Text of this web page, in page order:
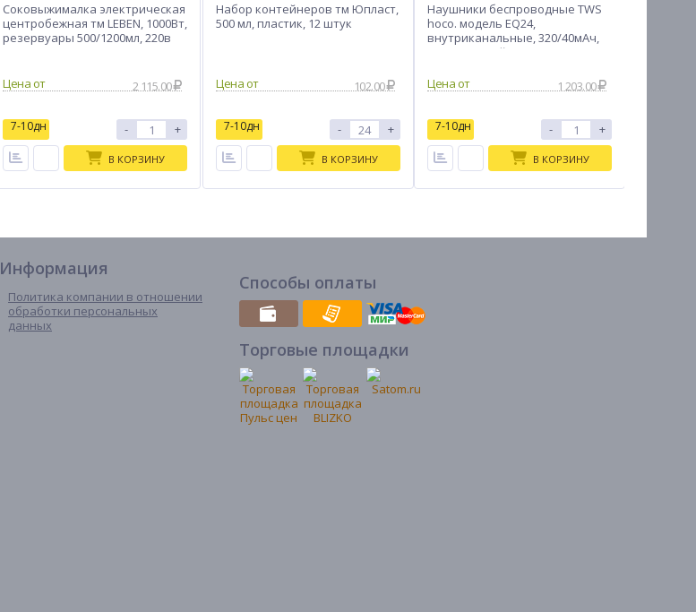
Соковыжималка электрическая
центробежная тм LEBEN, 1000Вт,
резервуары 500/1200мл, 220в
2 115.00
7-10дн - +
В КОРЗИНУ
Набор контейнеров тм Юпласт,
500 мл, пластик, 12 штук
102.00
7-10дн - +
В КОРЗИНУ
Наушники беспроводные TWS
hoco. модель EQ24,
внутриканальные, 320/40мАч,
BT5.4, чёрный
1 203.00
7-10дн - +
В КОРЗИНУ
Информация
Политика компании в отношении
обработки персональных
данных
Способы оплаты
Торговые площадки